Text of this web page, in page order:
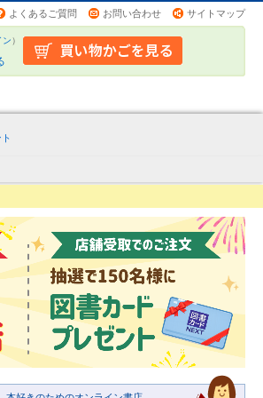
よくあるご質問 お問い合わせ サイトマップ
ン）